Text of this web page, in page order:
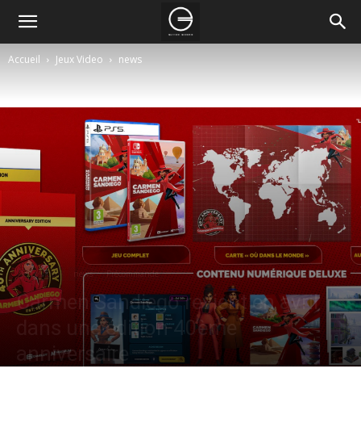
Accueil Jeux Video news
Jeux Video news Précommande
Carmen Sandiego revient en avril
dans une édition 40ème
anniversaire